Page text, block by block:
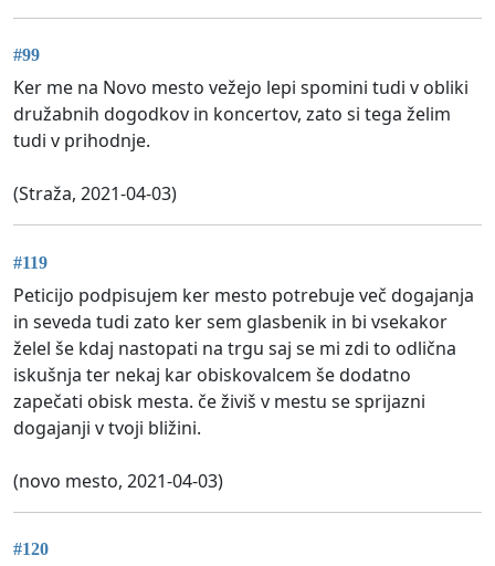
#99
Ker me na Novo mesto vežejo lepi spomini tudi v obliki
družabnih dogodkov in koncertov, zato si tega želim
tudi v prihodnje.
(Straža, 2021-04-03)
#119
Peticijo podpisujem ker mesto potrebuje več dogajanja
in seveda tudi zato ker sem glasbenik in bi vsekakor
želel še kdaj nastopati na trgu saj se mi zdi to odlična
iskušnja ter nekaj kar obiskovalcem še dodatno
zapečati obisk mesta. če živiš v mestu se sprijazni
dogajanji v tvoji bližini.
(novo mesto, 2021-04-03)
#120